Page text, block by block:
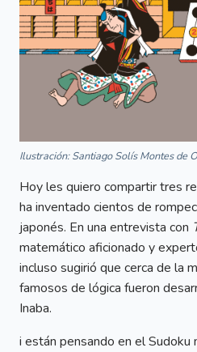
Ilustración: Santiago Solís Montes de
Hoy les quiero compartir tres
ha inventado cientos de
japonés. En una entrevista con
matemático aficionado y
incluso sugirió que cerca de la
famosos de lógica fueron
Inaba.
i están pensando en el Sudoku